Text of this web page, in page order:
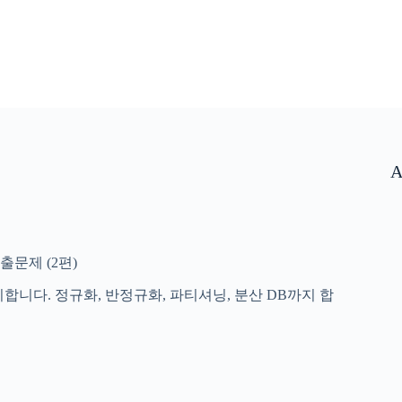
문제 (2편)
니다. 정규화, 반정규화, 파티셔닝, 분산 DB까지 합